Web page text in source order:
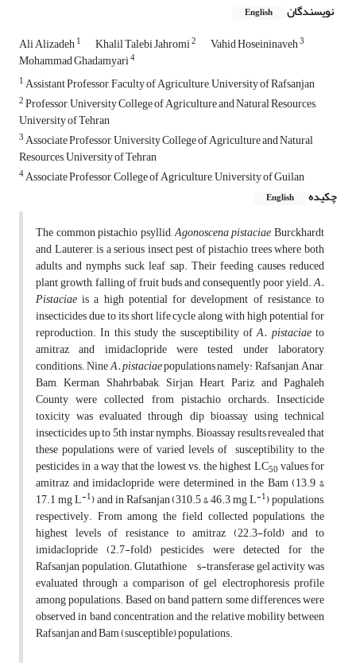
نویسندگان English
Ali Alizadeh1 Khalil Talebi Jahromi2 Vahid Hoseininaveh3
Mohammad Ghadamyari4
1Assistant Professor, Faculty of Agriculture, University of Rafsanjan
2Professor, University College of Agriculture and Natural Resources,
University of Tehran
3Associate Professor, University College of Agriculture and Natural
Resources, University of Tehran
4Associate Professor, College of Agriculture, University of Guilan
چکیده
English
The common pistachio psyllid,Agonoscena pistaciaeBurckhardt
and Lauterer, is a serious insect pest of pistachio trees where both
adults and nymphs suck leaf sap. Their feeding causes reduced
plant growth, falling of fruit buds and consequently poor yield.A.
Pistaciae is a high potential for development of resistance to
insecticides due to its short life cycle along with high potential for
reproduction. In this study the susceptibility ofA. pistaciaeto
amitraz and imidaclopride were tested under laboratory
conditions. NineA. pistaciaepopulations namely: Rafsanjan, Anar,
Bam, Kerman, Shahrbabak, Sirjan, Heart, Pariz, and Paghaleh
County were collected from pistachio orchards. Insecticide
toxicity was evaluated through dip bioassay using technical
insecticides up to 5th instar nymphs. Bioassay results revealed that
these populations were of varied levels of susceptibility to the
pesticides, in a way that the lowest vs. the highest LC50 values for
amitraz and imidaclopride were determined, in the Bam (13.9 &
17.1 mg L-1) and in Rafsanjan (310.5 & 46.3 mg L-1) populations,
respectively. From among the field collected populations, the
highest levels of resistance to amitraz (22.3-fold) and to
imidaclopride (2.7-fold) pesticides were detected for the
Rafsanjan population. Glutathione s-transferase gel activity was
evaluated through a comparison of gel electrophoresis profile
among populations. Based on band pattern, some differences were
observed in band concentration and the relative mobility between
Rafsanjan and Bam (susceptible) populations.